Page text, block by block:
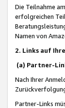
Die Teilnahme
erfolgreichen
Namen von
2. Links auf
(a) Partner-
Nach Ihrer
Partner-Links